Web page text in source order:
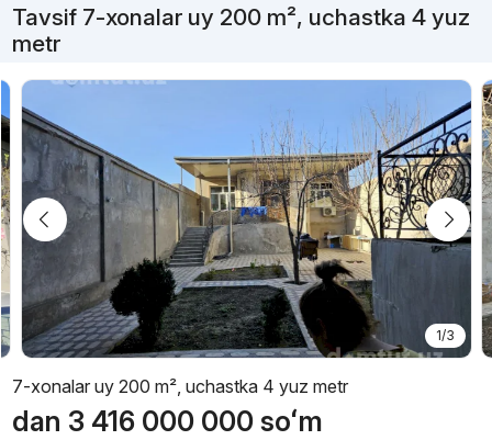
Tavsif 7-xonalar uy 200 m², uchastka 4 yuz
metr
1/3
7-xonalar uy 200 m², uchastka 4 yuz metr
dan 3 416 000 000 soʻm